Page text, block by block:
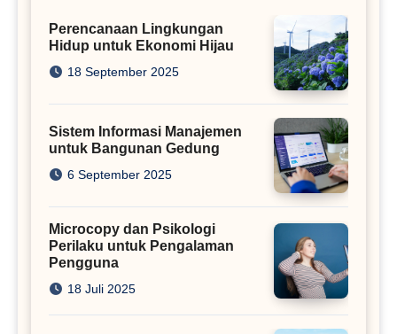
Perencanaan Lingkungan
Hidup untuk Ekonomi Hijau
18 September 2025
Sistem Informasi Manajemen
untuk Bangunan Gedung
6 September 2025
Microcopy dan Psikologi
Perilaku untuk Pengalaman
Pengguna
18 Juli 2025